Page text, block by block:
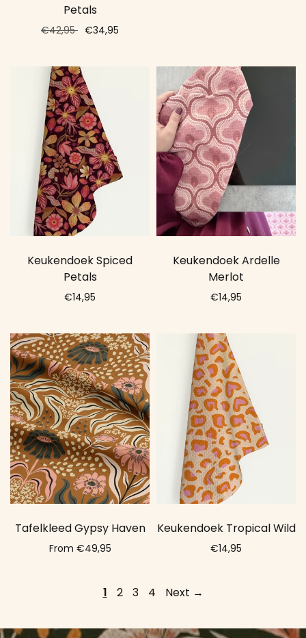
Petals
€42,95 €34,95
Keukendoek Spiced
Petals
€14,95
Keukendoek Ardelle
Merlot
€14,95
Tafelkleed Gypsy Haven
From €49,95
Keukendoek Tropical Wild
€14,95
1 2 3 4 Next →